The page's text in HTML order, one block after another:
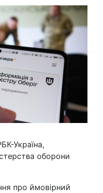
Україна,
оборони
про ймовірний